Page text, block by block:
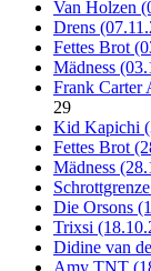
Van Holzen
Drens
Fettes Brot
Mädness
Frank Carter
29
Kid Kapichi
Fettes Brot
Mädness
Die Orsons
Trixsi
Didine van
Amy TNT